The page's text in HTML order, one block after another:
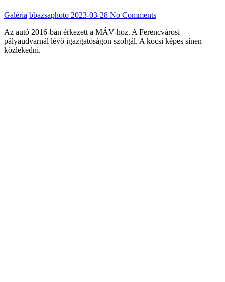
Galéria bbazsaphoto 2023-03-28 No Comments
Az autó 2016-ban érkezett a MÁV-hoz. A Ferencvárosi
pályaudvarnál lévő igazgatóságon szolgál. A kocsi képes sínen
közlekedni.